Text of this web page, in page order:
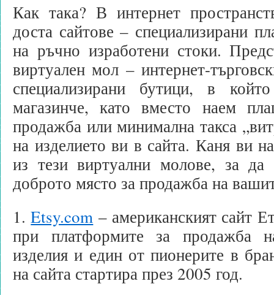
Как така? В интернет
доста сайтове – специализирани
на ръчно изработени стоки.
виртуален мол – интернет-
специализирани бутици, в
магазинче, като вместо наем
продажба или минимална такса
на изделието ви в сайта. Каня ви
из тези виртуални молове, за да
доброто място за продажба на
1.Etsy.com – американският сайт
при платформите за продажба
изделия и един от пионерите в
на сайта стартира през 2005 год.